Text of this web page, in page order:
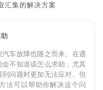
汇集的解决方案
车故障也随之而来。在遇
不知道该怎么求助，尤其
问题时更加无法应对。但
法可以帮助你解决这个问